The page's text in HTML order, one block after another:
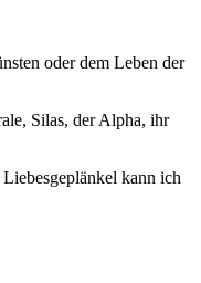
oder dem Leben der
Silas, der Alpha, ihr
kann ich